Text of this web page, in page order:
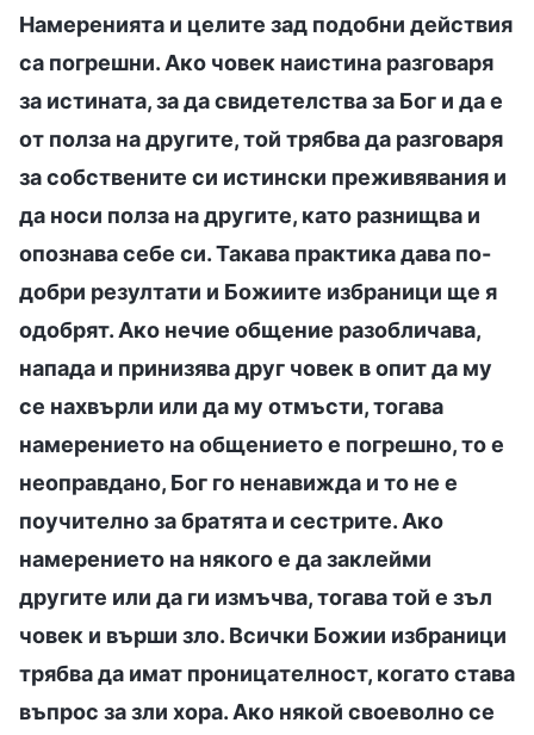
Намеренията и целите зад подобни действия
са погрешни. Ако човек наистина разговаря
за истината, за да свидетелства за Бог и да е
от полза на другите, той трябва да разговаря
за собствените си истински преживявания и
да носи полза на другите, като разнищва и
опознава себе си. Такава практика дава по-
добри резултати и Божиите избраници ще я
одобрят. Ако нечие общение разобличава,
напада и принизява друг човек в опит да му
се нахвърли или да му отмъсти, тогава
намерението на общението е погрешно, то е
неоправдано, Бог го ненавижда и то не е
поучително за братята и сестрите. Ако
намерението на някого е да заклейми
другите или да ги измъчва, тогава той е зъл
човек и върши зло. Всички Божии избраници
трябва да имат проницателност, когато става
въпрос за зли хора. Ако някой своеволно се